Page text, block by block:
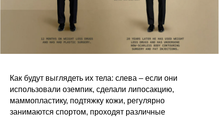
Как будут выглядеть их тела: слева – если они
использовали оземпик, сделали липосакцию,
маммопластику, подтяжку кожи, регулярно
занимаются спортом, проходят различные